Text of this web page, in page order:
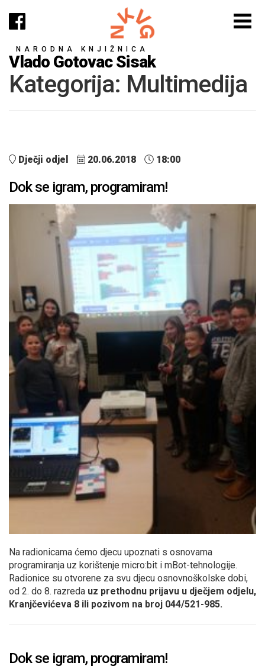
NARODNA KNJIŽNICA
Vlado Gotovac Sisak
Kategorija: Multimedija
Dječji odjel 20.06.2018 18:00
Dok se igram, programiram!
Na radionicama ćemo djecu upoznati s osnovama
programiranja uz korištenje micro:bit i mBot-tehnologije.
Radionice su otvorene za svu djecu osnovnoškolske dobi,
od 2. do 8. razreda uz prethodnu prijavu u dječjem odjelu,
Kranjčevićeva 8 ili pozivom na broj 044/521-985.
Dok se igram, programiram!